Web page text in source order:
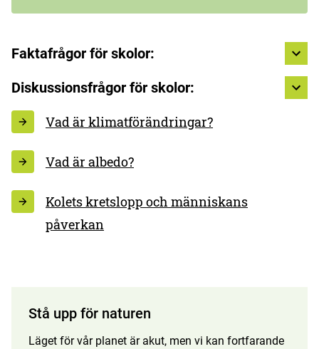
Faktafrågor för skolor:
Diskussionsfrågor för skolor:
Vad är klimatförändringar?
Vad är albedo?
Kolets kretslopp och människans
påverkan
Stå upp för naturen
Läget för vår planet är akut, men vi kan fortfarande